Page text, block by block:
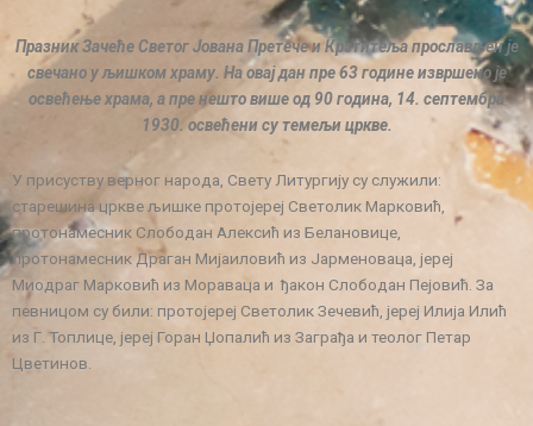
Празник Зачеће Светог Јована Претече и Крститеља прослављен је
свечано у љишком храму. На овај дан пре 63 године извршено је
освећење храма, а пре нешто више од 90 година, 14. септембра
1930. освећени су темељи цркве.
У присуству верног народа, Свету Литургију су служили:
старешина цркве љишке протојереј Светолик Марковић,
протонамесник Слободан Алексић из Белановице,
протонамесник Драган Мијаиловић из Јарменоваца, јереј
Миодраг Марковић из Мораваца и ђакон Слободан Пејовић. За
певницом су били: протојереј Светолик Зечевић, јереј Илија Илић
из Г. Топлице, јереј Горан Џопалић из Заграђа и теолог Петар
Цветинов.